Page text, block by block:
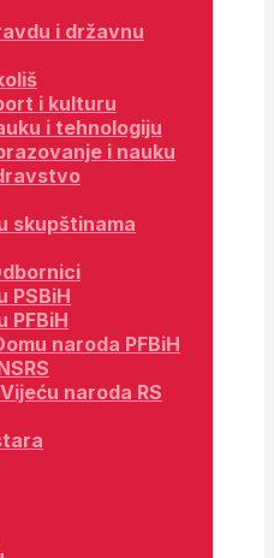
i državnu
i kulturu
i tehnologiju
i nauku
skupštinama
PSBiH
PFBiH
naroda PFBiH
naroda RS